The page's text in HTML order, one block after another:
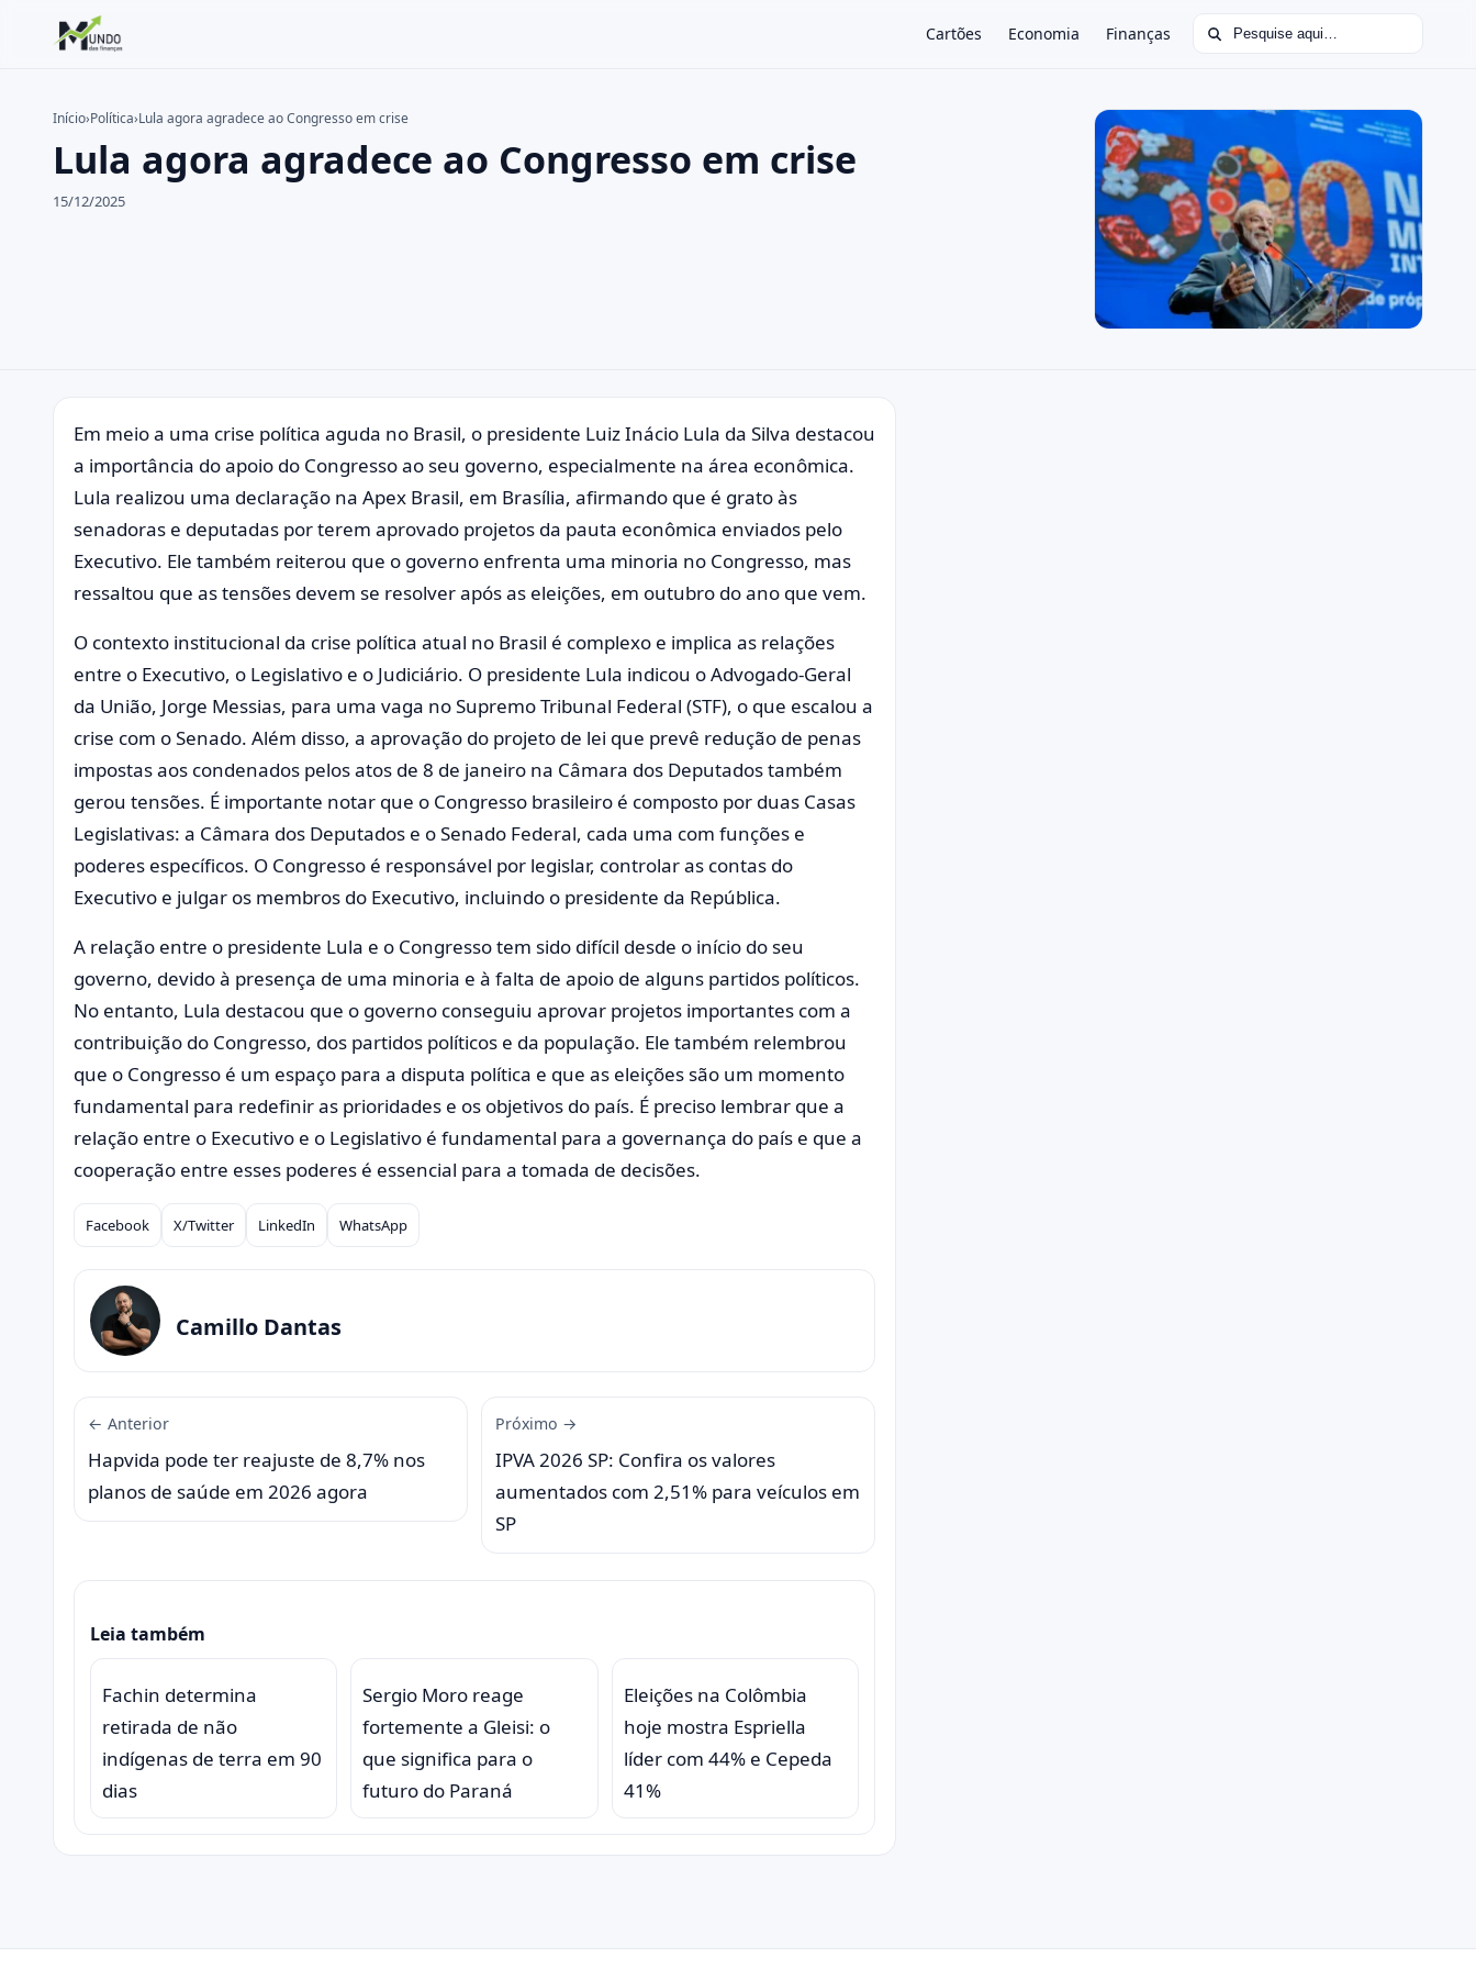
Cartões Economia Finanças Buscar por:
Buscar no site
Início›Política›Lula agora agradece ao Congresso em crise
Lula agora agradece ao Congresso em crise
15/12/2025
Em meio a uma crise política aguda no Brasil, o presidente Luiz Inácio Lula da Silva destacou
a importância do apoio do Congresso ao seu governo, especialmente na área econômica.
Lula realizou uma declaração na Apex Brasil, em Brasília, afirmando que é grato às
senadoras e deputadas por terem aprovado projetos da pauta econômica enviados pelo
Executivo. Ele também reiterou que o governo enfrenta uma minoria no Congresso, mas
ressaltou que as tensões devem se resolver após as eleições, em outubro do ano que vem.
O contexto institucional da crise política atual no Brasil é complexo e implica as relações
entre o Executivo, o Legislativo e o Judiciário. O presidente Lula indicou o Advogado-Geral
da União, Jorge Messias, para uma vaga no Supremo Tribunal Federal (STF), o que escalou a
crise com o Senado. Além disso, a aprovação do projeto de lei que prevê redução de penas
impostas aos condenados pelos atos de 8 de janeiro na Câmara dos Deputados também
gerou tensões. É importante notar que o Congresso brasileiro é composto por duas Casas
Legislativas: a Câmara dos Deputados e o Senado Federal, cada uma com funções e
poderes específicos. O Congresso é responsável por legislar, controlar as contas do
Executivo e julgar os membros do Executivo, incluindo o presidente da República.
A relação entre o presidente Lula e o Congresso tem sido difícil desde o início do seu
governo, devido à presença de uma minoria e à falta de apoio de alguns partidos políticos.
No entanto, Lula destacou que o governo conseguiu aprovar projetos importantes com a
contribuição do Congresso, dos partidos políticos e da população. Ele também relembrou
que o Congresso é um espaço para a disputa política e que as eleições são um momento
fundamental para redefinir as prioridades e os objetivos do país. É preciso lembrar que a
relação entre o Executivo e o Legislativo é fundamental para a governança do país e que a
cooperação entre esses poderes é essencial para a tomada de decisões.
Compartilhar
Facebook X/Twitter LinkedIn WhatsApp
Camillo Dantas
← Anterior
Hapvida pode ter reajuste de 8,7% nos
planos de saúde em 2026 agora
Próximo →
IPVA 2026 SP: Confira os valores
aumentados com 2,51% para veículos em
SP
Leia também
Fachin determina
retirada de não
indígenas de terra em 90
dias
Sergio Moro reage
fortemente a Gleisi: o
que significa para o
futuro do Paraná
Eleições na Colômbia
hoje mostra Espriella
líder com 44% e Cepeda
41%